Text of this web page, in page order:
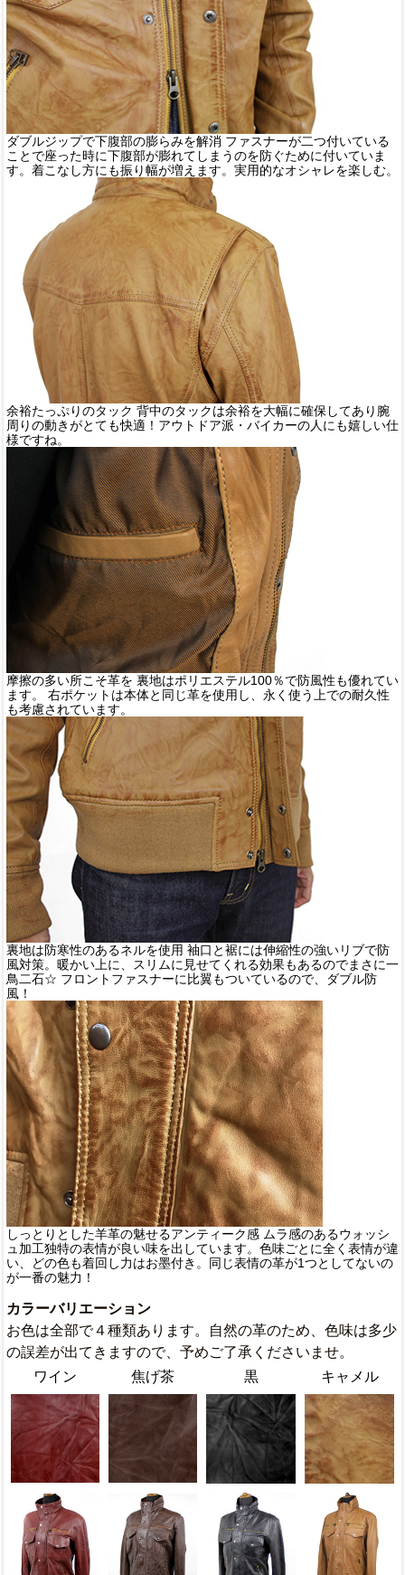
ダブルジップで下腹部の膨らみを解消 ファスナーが二つ付いている
ことで座った時に下腹部が膨れてしまうのを防ぐために付いていま
す。着こなし方にも振り幅が増えます。実用的なオシャレを楽しむ。
余裕たっぷりのタック 背中のタックは余裕を大幅に確保してあり腕
周りの動きがとても快適！アウトドア派・バイカーの人にも嬉しい仕
様ですね。
摩擦の多い所こそ革を 裏地はポリエステル100％で防風性も優れてい
ます。 右ポケットは本体と同じ革を使用し、永く使う上での耐久性
も考慮されています。
裏地は防寒性のあるネルを使用 袖口と裾には伸縮性の強いリブで防
風対策。暖かい上に、スリムに見せてくれる効果もあるのでまさに一
鳥二石☆ フロントファスナーに比翼もついているので、ダブル防
風！
しっとりとした羊革の魅せるアンティーク感 ムラ感のあるウォッシ
ュ加工独特の表情が良い味を出しています。色味ごとに全く表情が違
い、どの色も着回し力はお墨付き。同じ表情の革が1つとしてないの
が一番の魅力！
カラーバリエーション
お色は全部で４種類あります。自然の革のため、色味は多少
の誤差が出てきますので、予めご了承くださいませ。
ワイン
焦げ茶 黒 キャメル